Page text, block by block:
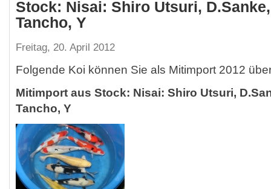
Stock: Nisai: Shiro Utsuri,
Tancho, Y
Freitag, 20. April 2012
Folgende Koi können Sie als Mitimport 2012
Mitimport aus Stock: Nisai: Shiro Utsuri,
Tancho, Y